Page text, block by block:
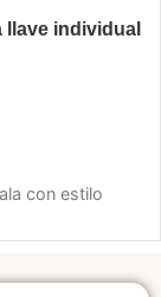
llave individual
con estilo